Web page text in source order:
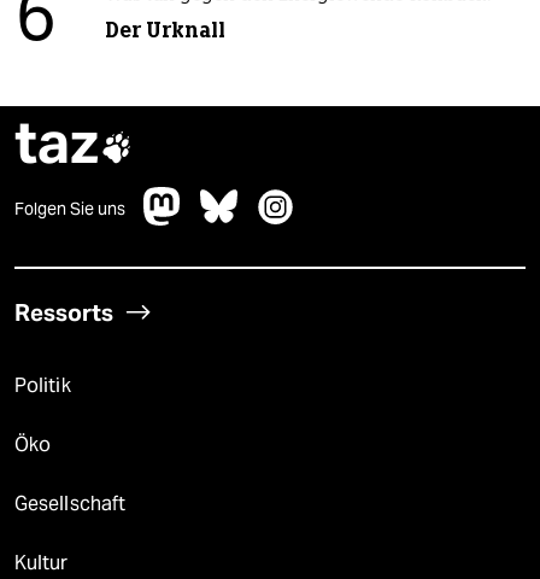
6 Der Urknall
taz
Folgen Sie uns
Ressorts
Politik
Öko
Gesellschaft
Kultur